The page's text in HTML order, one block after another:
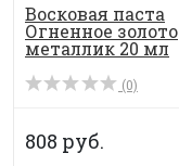
Восковая паста
Огненное золото
металлик 20 мл
(0)
808 руб.